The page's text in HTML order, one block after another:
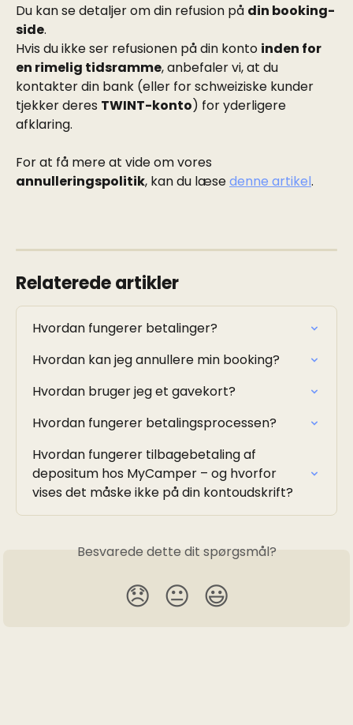
Du kan se detaljer om din refusion på din booking-
side.
Hvis du ikke ser refusionen på din konto inden for
en rimelig tidsramme, anbefaler vi, at du
kontakter din bank (eller for schweiziske kunder
tjekker deres TWINT-konto) for yderligere
afklaring.
For at få mere at vide om vores
annulleringspolitik, kan du læse denne artikel.
Relaterede artikler
Hvordan fungerer betalinger?
Hvordan kan jeg annullere min booking?
Hvordan bruger jeg et gavekort?
Hvordan fungerer betalingsprocessen?
Hvordan fungerer tilbagebetaling af
depositum hos MyCamper – og hvorfor
vises det måske ikke på din kontoudskrift?
Besvarede dette dit spørgsmål?
😞 😐 😃